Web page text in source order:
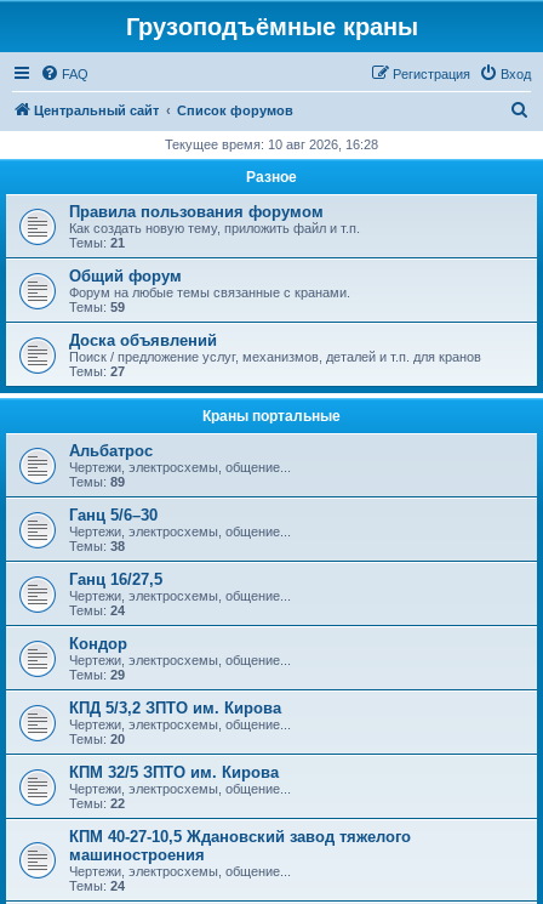
Грузоподъёмные краны
FAQ Вход
Регистрация
Центральный сайт Список форумов
с
Текущее время: 10 авг 2026, 16:28
Разное
Правила пользования форумом
Как создать новую тему, приложить файл и т.п.
Темы: 21
Общий форум
Форум на любые темы связанные с кранами.
Темы: 59
Доска объявлений
Поиск / предложение услуг, механизмов, деталей и т.п. для кранов
Темы: 27
Краны портальные
Альбатрос
Чертежи, электросхемы, общение...
Темы: 89
Ганц 5/6–30
Чертежи, электросхемы, общение...
Темы: 38
Ганц 16/27,5
Чертежи, электросхемы, общение...
Темы: 24
Кондор
Чертежи, электросхемы, общение...
Темы: 29
КПД 5/3,2 ЗПТО им. Кирова
Чертежи, электросхемы, общение...
Темы: 20
КПМ 32/5 ЗПТО им. Кирова
Чертежи, электросхемы, общение...
Темы: 22
КПМ 40-27-10,5 Ждановский завод тяжелого
машиностроения
Чертежи, электросхемы, общение...
Темы: 24